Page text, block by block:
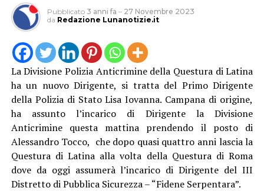
Pubblicato 3 anni fa – 27 Novembre 2023
da Redazione Lunanotizie.it
La Divisione Polizia Anticrimine della Questura di Latina
ha un nuovo Dirigente, si tratta del Primo Dirigente
della Polizia di Stato Lisa Iovanna. Campana di origine,
ha assunto l’incarico di Dirigente la Divisione
Anticrimine questa mattina prendendo il posto di
Alessandro Tocco, che dopo quasi quattro anni lascia la
Questura di Latina alla volta della Questura di Roma
dove da oggi assumerà l’incarico di Dirigente del III
Distretto di Pubblica Sicurezza – “Fidene Serpentara”.